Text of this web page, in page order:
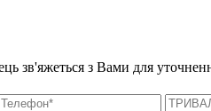
зв'яжеться з Вами для